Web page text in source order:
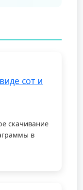
сот и
скачивание
в